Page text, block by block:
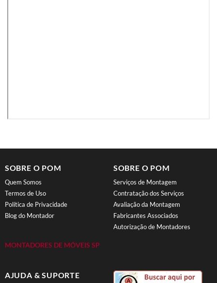
SOBRE O POM
Quem Somos
Termos de Uso
Política de Privacidade
Blog do Montador
MONTADORES DE MÓVEIS SP
SOBRE O POM
Serviços de Montagem
Contratação dos Serviços
Avaliação da Montagem
Fabricantes Associados
Autorização de Montadores
AJUDA & SUPORTE